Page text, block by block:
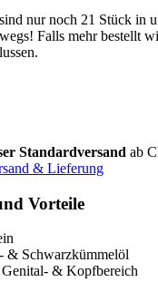
nur noch 21 Stück in
Falls mehr bestellt
Standardversand ab
& Lieferung
Vorteile
& Schwarzkümmelöl
& Kopfbereich